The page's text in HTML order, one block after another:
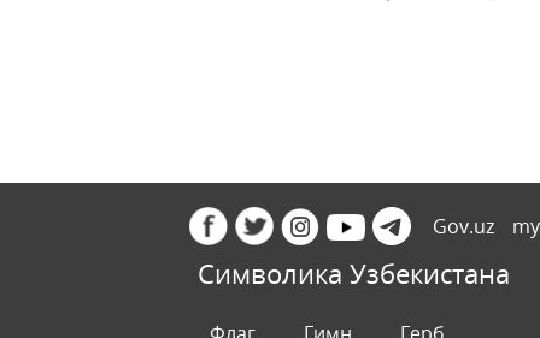
Gov.uz
Символика Узбекистана